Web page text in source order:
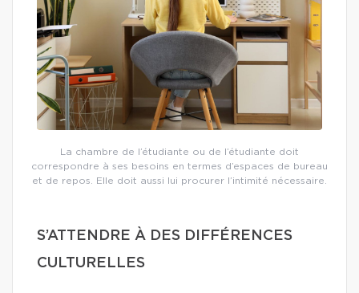
La chambre de l’étudiante ou de l’étudiante doit
correspondre à ses besoins en termes d’espaces de bureau
et de repos. Elle doit aussi lui procurer l’intimité nécessaire.
S’ATTENDRE À DES DIFFÉRENCES
CULTURELLES